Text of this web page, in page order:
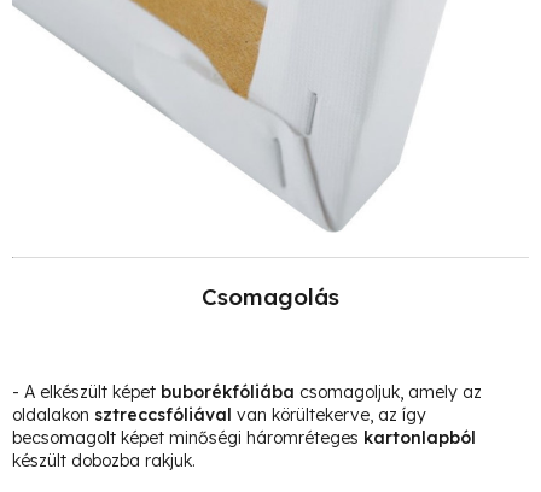
Csomagolás
- A elkészült képet buborékfóliába csomagoljuk, amely az
oldalakon sztreccsfóliával van körültekerve, az így
becsomagolt képet minőségi háromréteges kartonlapból
készült dobozba rakjuk.